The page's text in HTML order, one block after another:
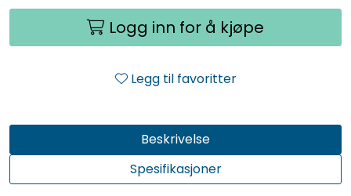
Logg inn for å kjøpe
Legg til favoritter
Beskrivelse
Spesifikasjoner